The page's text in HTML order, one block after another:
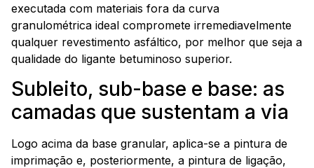
executada com materiais fora da curva
granulométrica ideal compromete irremediavelmente
qualquer revestimento asfáltico, por melhor que seja a
qualidade do ligante betuminoso superior.
Subleito, sub-base e base: as
camadas que sustentam a via
Logo acima da base granular, aplica-se a pintura de
imprimação e, posteriormente, a pintura de ligação,